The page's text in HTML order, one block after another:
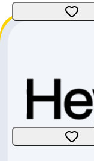
Vélo de course
E-Bike
CHF 8'500.-